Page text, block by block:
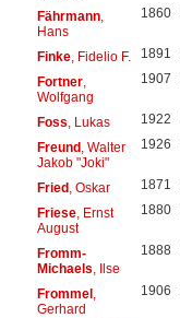
Fährmann,
Hans
1860
Finke, Fidelio F. 1891
Fortner,
Wolfgang
1907
Foss , Lukas 1922
Freund, Walter
Jakob "Joki"
1926
Fried, Oskar 1871
Friese, Ernst
August
1880
Fromm-
Michaels , Ilse
1888
Frommel,
Gerhard
1906